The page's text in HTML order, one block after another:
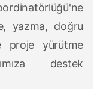
yazma, doğru
proje yürütme
destek